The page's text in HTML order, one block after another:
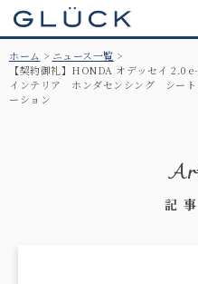
ホーム
ニュース一覧
【契約御礼】HONDA オデッセイ
インテリア ホンダセンシング シート
ーション
記